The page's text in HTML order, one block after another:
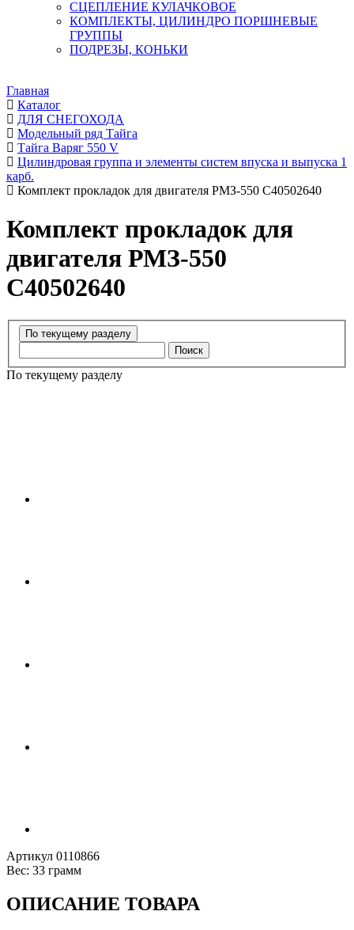
СЦЕПЛЕНИЕ КУЛАЧКОВОЕ
КОМПЛЕКТЫ, ЦИЛИНДРО ПОРШНЕВЫЕ
ГРУППЫ
ПОДРЕЗЫ, КОНЬКИ
Главная
Каталог
ДЛЯ СНЕГОХОДА
Модельный ряд Тайга
Тайга Варяг 550 V
Цилиндровая группа и элементы систем впуска и выпуска 1
карб.
Комплект прокладок для двигателя РМЗ-550 C40502640
Комплект прокладок для
двигателя РМЗ-550
C40502640
Поиск
По текущему разделу
Артикул 0110866
Вес: 33 грамм
ОПИСАНИЕ ТОВАРА